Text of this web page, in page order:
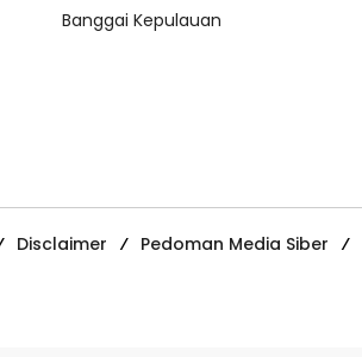
Banggai Kepulauan
Disclaimer Pedoman Media Siber